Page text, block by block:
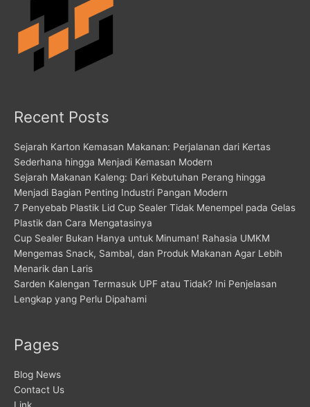
Recent Posts
Sejarah Karton Kemasan Makanan: Perjalanan dari Kertas
Sederhana hingga Menjadi Kemasan Modern
Sejarah Makanan Kaleng: Dari Kebutuhan Perang hingga
Menjadi Bagian Penting Industri Pangan Modern
7 Penyebab Plastik Lid Cup Sealer Tidak Menempel pada Gelas
Plastik dan Cara Mengatasinya
Cup Sealer Bukan Hanya untuk Minuman! Rahasia UMKM
Mengemas Snack, Sambal, dan Produk Makanan Agar Lebih
Menarik dan Laris
Sarden Kalengan Termasuk UPF atau Tidak? Ini Penjelasan
Lengkap yang Perlu Dipahami
Pages
Blog News
Contact Us
Link